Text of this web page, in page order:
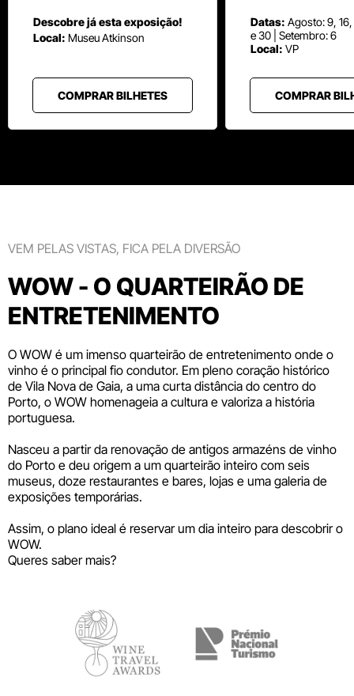
Descobre já esta exposição!
Local: MuseuAtkinson
COMPRAR BILHETES
Datas: Agosto: 9,
e 30 | Setembro: 6
Local: VP
COMPRAR
VEM PELAS VISTAS, FICA PELA DIVERSÃO
WOW - O QUARTEIRÃO DE
ENTRETENIMENTO
O WOW é um imenso quarteirão de entretenimento onde o
vinho é o principal fio condutor. Em pleno coração histórico
de Vila Nova de Gaia, a uma curta distância do centro do
Porto, o WOW homenageia a cultura e valoriza a história
portuguesa.
Nasceu a partir da renovação de antigos armazéns de vinho
do Porto e deu origem a um quarteirão inteiro com seis
museus, doze restaurantes e bares, lojas e uma galeria de
exposições temporárias.
Assim, o plano ideal é reservar um dia inteiro para descobrir o
WOW.
Queres saber mais?